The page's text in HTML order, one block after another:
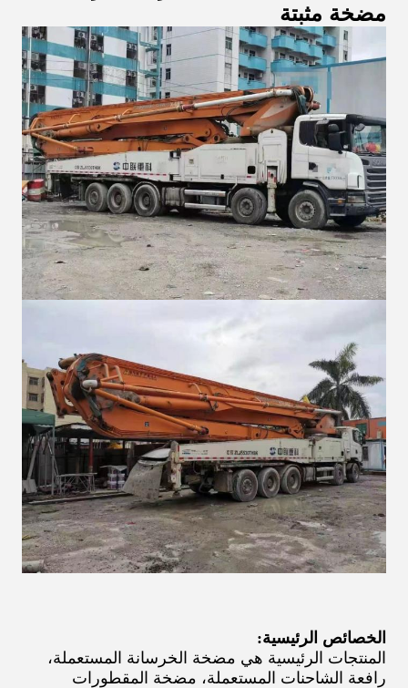
مضخة مثبتة
الخصائص الرئيسية:
المنتجات الرئيسية هي مضخة الخرسانة المستعملة،
رافعة الشاحنات المستعملة، مضخة المقطورات